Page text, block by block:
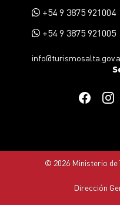
+54 9 3875 921004
+54 9 3875 921005
© 2026 Ministerio de
Dirección